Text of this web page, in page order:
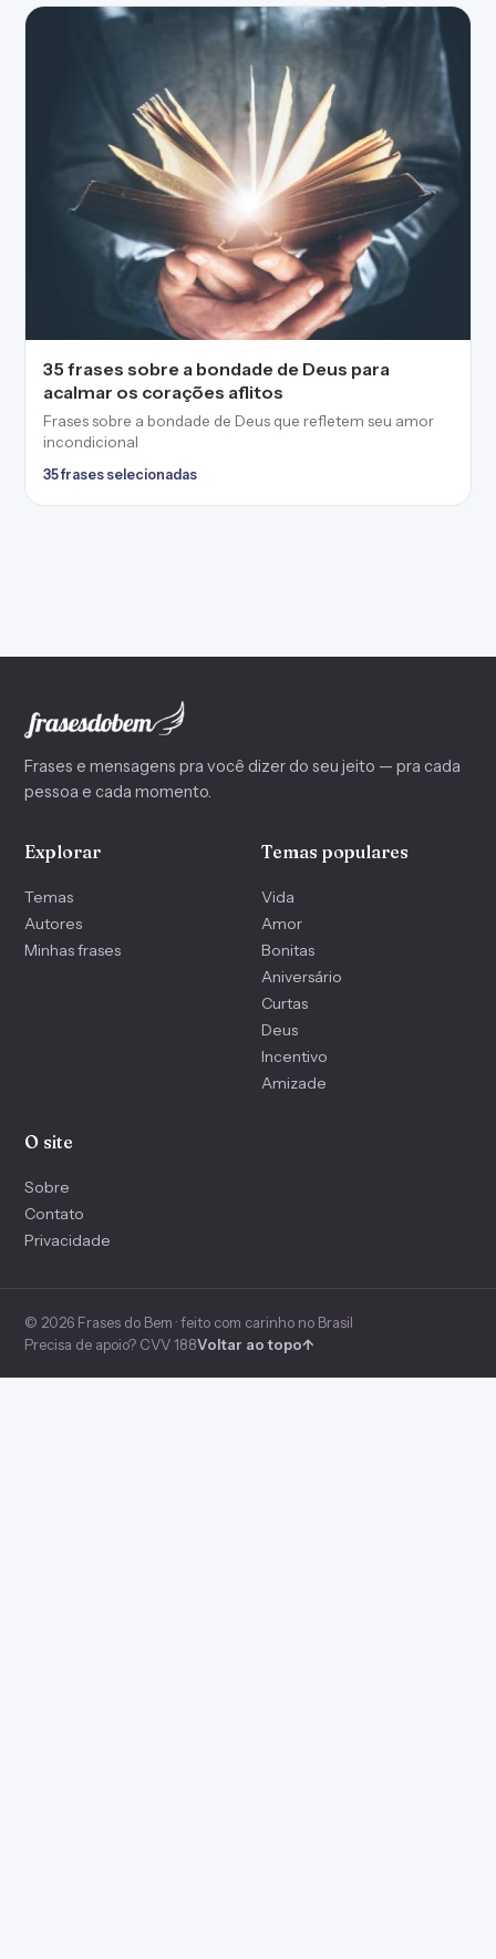
35 frases sobre a bondade de Deus para
acalmar os corações aflitos
Frases sobre a bondade de Deus que refletem seu amor
incondicional
35 frases selecionadas
Frases e mensagens pra você dizer do seu jeito — pra cada
pessoa e cada momento.
Explorar
Temas
Autores
Minhas frases
Temas populares
Vida
Amor
Bonitas
Aniversário
Curtas
Deus
Incentivo
Amizade
O site
Sobre
Contato
Privacidade
© 2026 Frases do Bem · feito com carinho no Brasil
Precisa de apoio? CVV 188Voltar ao topo↑